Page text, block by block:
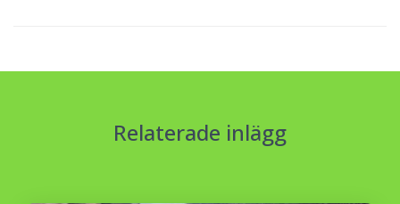
Relaterade inlägg